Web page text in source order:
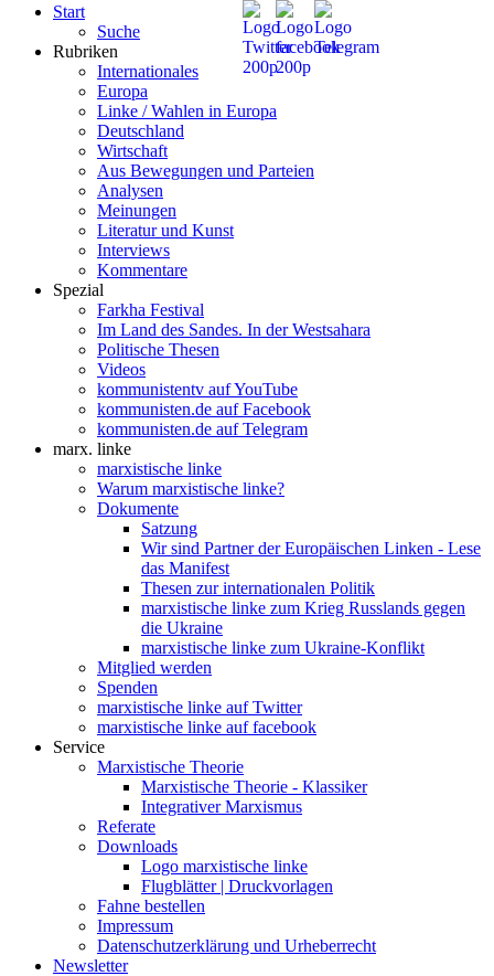
Start
Suche
Rubriken
Internationales
Europa
Linke / Wahlen in Europa
Deutschland
Wirtschaft
Aus Bewegungen und Parteien
Analysen
Meinungen
Literatur und Kunst
Interviews
Kommentare
Spezial
Farkha Festival
Im Land des Sandes. In der Westsahara
Politische Thesen
Videos
kommunistentv auf YouTube
kommunisten.de auf Facebook
kommunisten.de auf Telegram
marx. linke
marxistische linke
Warum marxistische linke?
Dokumente
Satzung
Wir sind Partner der Europäischen Linken - Lese
das Manifest
Thesen zur internationalen Politik
marxistische linke zum Krieg Russlands gegen
die Ukraine
marxistische linke zum Ukraine-Konflikt
Mitglied werden
Spenden
marxistische linke auf Twitter
marxistische linke auf facebook
Service
Marxistische Theorie
Marxistische Theorie - Klassiker
Integrativer Marxismus
Referate
Downloads
Logo marxistische linke
Flugblätter | Druckvorlagen
Fahne bestellen
Impressum
Datenschutzerklärung und Urheberrecht
Newsletter